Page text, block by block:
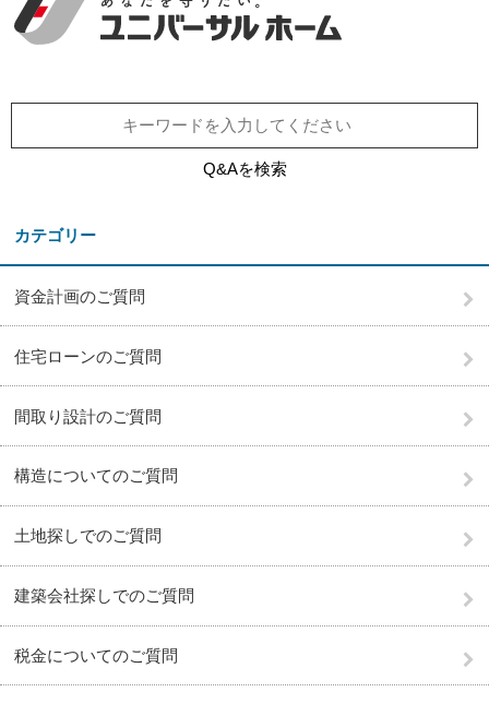
Q&Aを検索
カテゴリー
資金計画のご質問
住宅ローンのご質問
間取り設計のご質問
構造についてのご質問
土地探しでのご質問
建築会社探しでのご質問
税金についてのご質問